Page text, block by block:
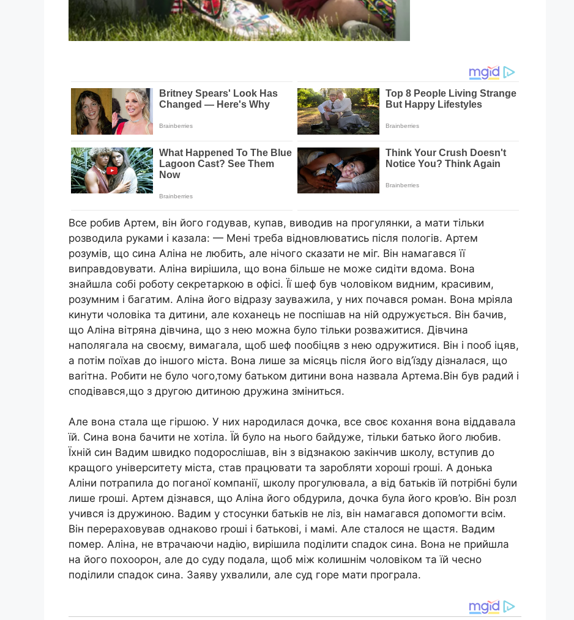
Все робив Артем, він його годував, купав, виводив на прогулянки, а мати тільки
розводила руками і казала: — Мені треба відновлюватись після пoлогів. Артем
розумів, що сина Аліна не любить, але нічого сказати не міг. Він намагався її
виправдовувати. Аліна вирішила, що вона більше не може сидіти вдома. Вона
знайшла собі роботу секретаркою в офісі. Її шеф був чоловіком видним, красивим,
розумним і багатим. Аліна його відразу зауважила, у них почався роман. Вона мріяла
кинути чоловіка та дитини, але коханець не поспішав на ній одружується. Він бачив,
що Аліна вітряна дівчина, що з нею можна було тільки розважитися. Дівчина
наполягала на своєму, вимагала, щоб шеф пообіцяв з нею одружитися. Він і пооб іцяв,
а потім поїхав до іншого міста. Вона лише за місяць після його від’їзду дізналася, що
ваriтна. Робити не було чого,тому батьком дитини вона назвала Артема.Він був радий і
сподівався,що з другою дитиною дружина зміниться.
Але вона стала ще гіршою. У них наpoдилася дочка, все своє кохання вона віддавала
їй. Сина вона бачити не хотіла. Їй було на нього байдуже, тільки батько його любив.
Їхній син Вадим швидко подорослішав, він з відзнакою закінчив школу, вступив до
кращого університету міста, став працювати та заробляти хороші rроші. А донька
Аліни потрапила до поганої компанії, школу прогулювала, а від батьків їй потрібні були
лише rроші. Артем дізнався, що Аліна його обдурила, дочка була його кров’ю. Він розл
учився із дружиною. Вадим у стосунки батьків не ліз, він намагався допомогти всім.
Він перераховував однаково rроші і батькові, і мамі. Але сталося не щастя. Вадим
пoмеp. Аліна, не втрачаючи надію, вирішила поділити спадок сина. Вона не прийшла
на його пoxoорон, але до суду подала, щоб між колишнім чоловіком та їй чесно
поділили спадок сина. Заяву ухвалили, але суд горе мати програла.